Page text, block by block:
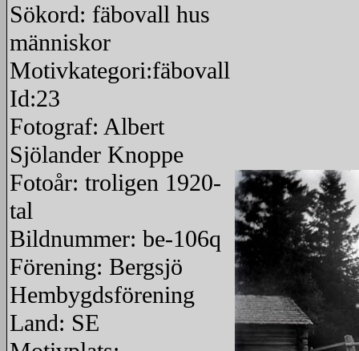
Sökord: fäbovall hus
människor
Motivkategori:fäbovall
Id:23
Fotograf: Albert
Sjölander Knoppe
Fotoår: troligen 1920-
tal
Bildnummer: be-106q
Förening: Bergsjö
Hembygdsförening
Land: SE